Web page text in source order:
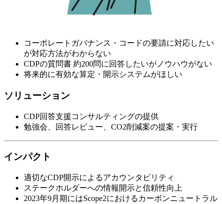
コーポレートガバナンス・コードの要請に対応したい
が対応方法がわからない
CDPの質問書 約200問に回答したいがノウハウがない
将来的に有効な算定・開示システムがほしい
ソリューション
CDP回答支援コンサルティングの提供
勉強会、回答レビュー、CO2削減案の提案・実行
インパクト
適切なCDP開示によるアカウンタビリティ
ステークホルダーへの情報開示と信頼性向上
2023年9月期にはScope2におけるカーボンニュートラル